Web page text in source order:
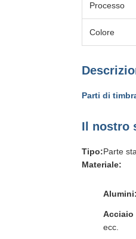
Processo
Colore
Parti di
Il nostro
Tipo:Parte
Materiale:
Alumini:
Acciaio
ecc.